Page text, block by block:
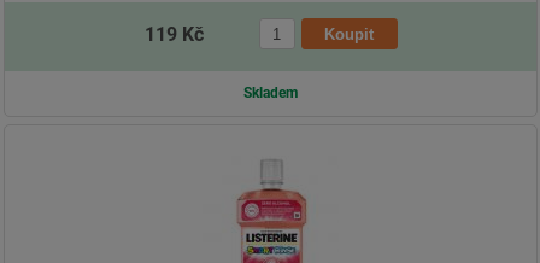
119 Kč
Skladem